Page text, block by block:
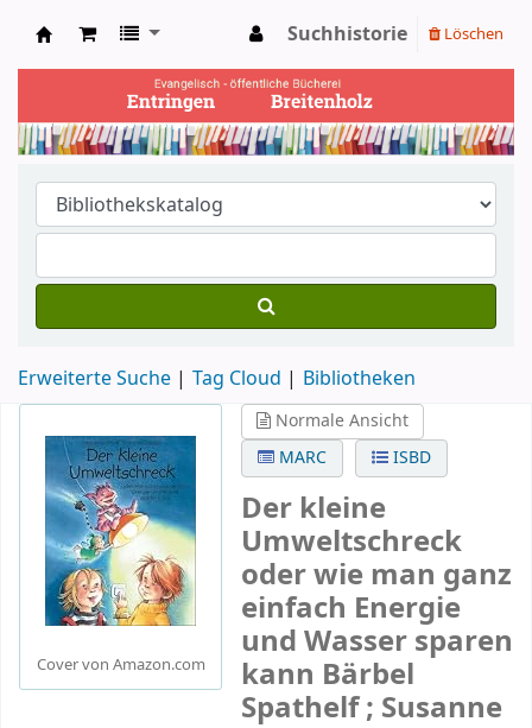
Ev. Bücherei Entringen
Suchhistorie Löschen
Erweiterte Suche Tag Cloud Bibliotheken
Cover von Amazon.com
Normale Ansicht
MARC
ISBD
Der kleine
Umweltschreck
oder wie man ganz
einfach Energie
und Wasser sparen
kann Bärbel
Spathelf ; Susanne